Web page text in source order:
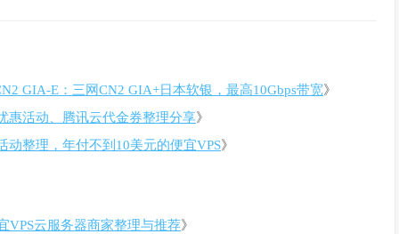
GIA-E：三网CN2 GIA+日本软银，最高10Gbps带宽》
惠活动、腾讯云代金券整理分享》
动整理，年付不到10美元的便宜VPS》
VPS云服务器商家整理与推荐》